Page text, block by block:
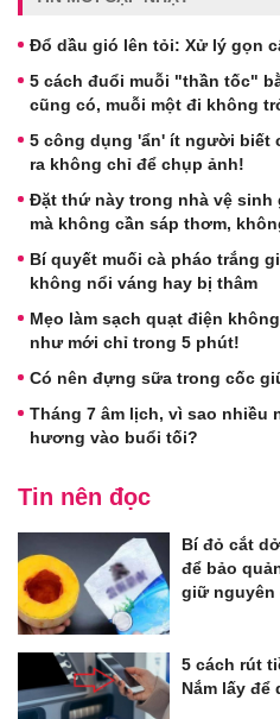
Đổ dầu gió lên tỏi: Xử lý gọn
5 cách đuổi muỗi "thần tốc"
cũng có, muỗi một đi không
5 công dụng 'ẩn' ít người biết
ra không chỉ để chụp ảnh!
Đặt thứ này trong nhà vệ
mà không cần sáp thơm,
Bí quyết muối cà pháo trắng
không nổi váng hay bị thâm
Mẹo làm sạch quạt điện
như mới chỉ trong 5 phút!
Có nên đựng sữa trong cốc
Tháng 7 âm lịch, vì sao nhiều
hương vào buổi tối?
Tin nên đọc
Bí đỏ cắt
để bảo
giữ
5 cách rút
Nắm lấy